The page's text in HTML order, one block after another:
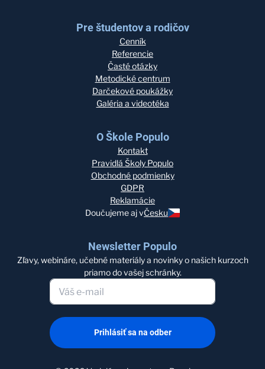
Pre študentov a rodičov
Cenník
Referencie
Časté otázky
Metodické centrum
Darčekové poukážky
Galéria a videotéka
O Škole Populo
Kontakt
Pravidlá Školy Populo
Obchodné podmienky
GDPR
Reklamácie
Doučujeme aj vČesku
Newsletter Populo
Zľavy, webináre, učebné materiály a novinky o našich kurzoch
priamo do vašej schránky.
Prihlásiť sa na odber